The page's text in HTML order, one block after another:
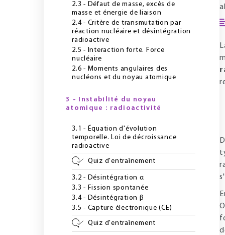
2.3 - Défaut de masse, excès de
masse et énergie de liaison
2.4 - Critère de transmutation par
réaction nucléaire et désintégration
radioactive
2.5 - Interaction forte. Force
nucléaire
2.6 - Moments angulaires des
nucléons et du noyau atomique
3 - Instabilité du noyau
atomique : radioactivité
3.1 - Équation d'évolution
temporelle. Loi de décroissance
radioactive
Quiz d'entraînement
3.2 - Désintégration α
3.3 - Fission spontanée
3.4 - Désintégration β
3.5 - Capture électronique (CE)
Quiz d'entraînement